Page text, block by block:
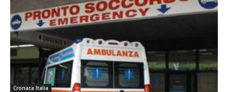
Cronaca Italia